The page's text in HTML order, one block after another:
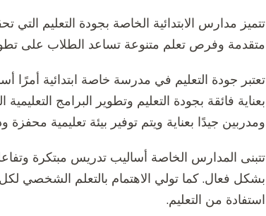
تتميز مدارس الابتدائية الخاصة بجودة التعليم التي
متقدمة وفرص تعلم متنوعة تساعد الطلاب على
تعتبر جودة التعليم في مدرسة خاصة ابتدائية أمرًا
بعناية فائقة بجودة التعليم وتطوير البرامج
ومدربين جيدًا بعناية ويتم توفير بيئة تعليمية محفزة
تتبنى المدارس الخاصة أساليب تدريس مبتكرة
بشكل فعال. كما تولي الاهتمام بالتعلم الشخصي
استفادة من التعليم.